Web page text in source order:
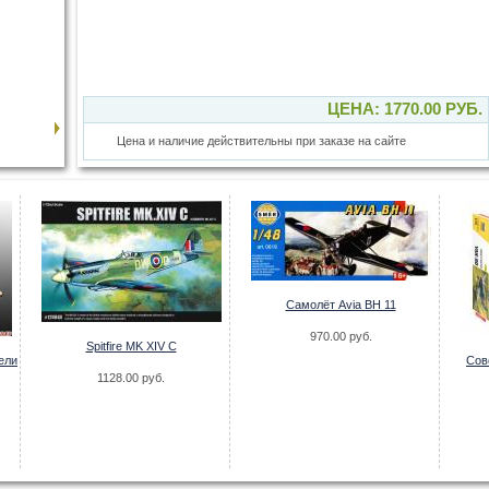
ЦЕНА: 1770.00 РУБ.
Цена и наличие действительны при заказе на сайте
Spitfire MK XIV C
1128.00 руб.
Самолёт Avia BH 11
970.00 руб.